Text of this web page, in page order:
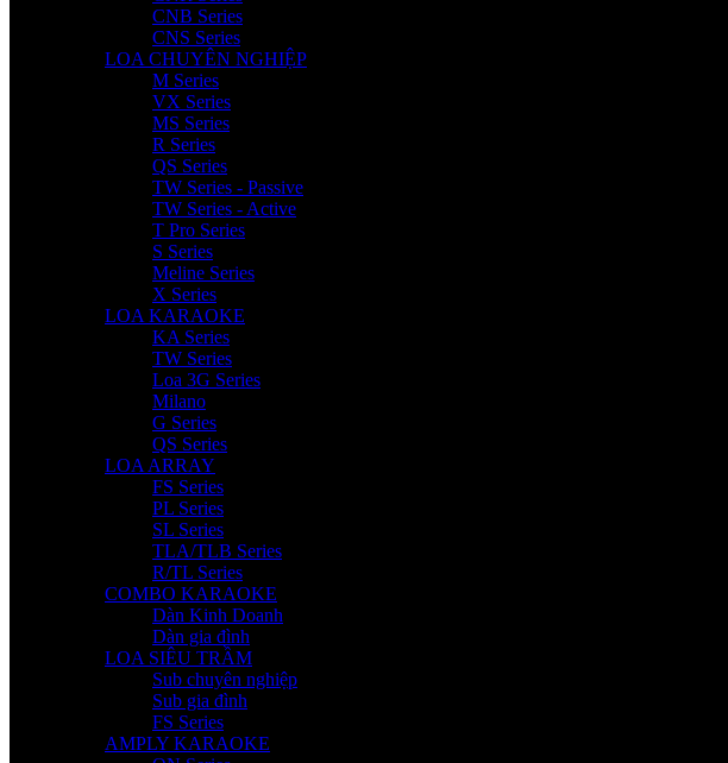
CNB Series
CNS Series
LOA CHUYÊN NGHIỆP
M Series
VX Series
MS Series
R Series
QS Series
TW Series - Passive
TW Series - Active
T Pro Series
S Series
Meline Series
X Series
LOA KARAOKE
KA Series
TW Series
Loa 3G Series
Milano
G Series
QS Series
LOA ARRAY
FS Series
PL Series
SL Series
TLA/TLB Series
R/TL Series
COMBO KARAOKE
Dàn Kinh Doanh
Dàn gia đình
LOA SIÊU TRẦM
Sub chuyên nghiệp
Sub gia đình
FS Series
AMPLY KARAOKE